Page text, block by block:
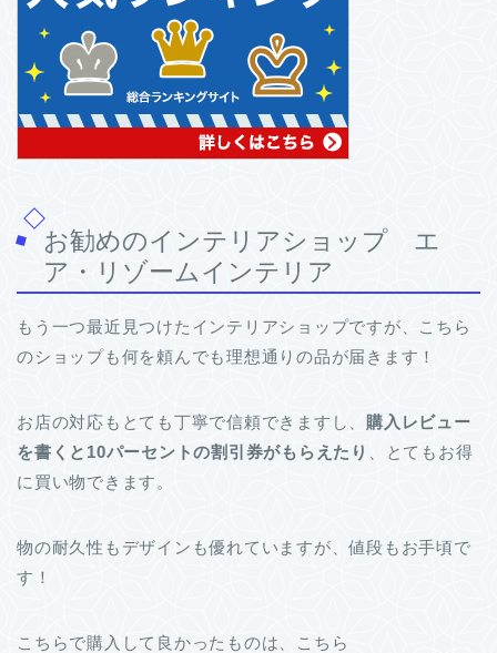
お勧めのインテリアショップ エ
ア・リゾームインテリア
もう一つ最近見つけたインテリアショップですが、こちら
のショップも何を頼んでも理想通りの品が届きます！
お店の対応もとても丁寧で信頼できますし、
購入レビュー
を書くと10パーセントの割引券がもらえたり
、とてもお得
に買い物できます。
物の耐久性もデザインも優れていますが、値段もお手頃で
す！
こちらで購入して良かったものは、こちら